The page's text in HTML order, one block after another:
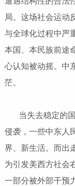
局。这场社会运动
与全球化过程中严
本国、本民族前途
心认知被动摇。中
茫。
当失去稳定的国
侵袭，一些中东人
界、新生活。而出
为引发美西方社会
一部分被外部干预